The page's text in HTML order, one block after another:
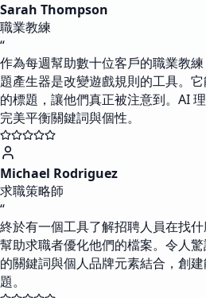
Sarah Thompson
職業教練
“
作為每週幫助數十位客戶的職業教
題產生器是改變遊戲規則的工具。
的標題，讓他們真正被注意到。AI
完美平衡關鍵詞與個性。
Michael Rodriguez
求職策略師
“
終於有一個工具了解招聘人員在找
幫助求職者優化他們的檔案。令人
的關鍵詞與個人品牌元素結合，創
題。